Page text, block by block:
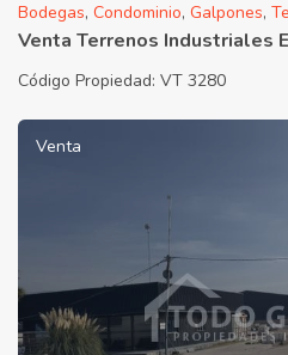
Bodegas, Condominio, Galpones,
Venta Terrenos Industriales
Código Propiedad: VT 3280
Venta